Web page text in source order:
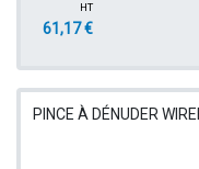
HT
61,17 €
PINCE À DÉNUDER